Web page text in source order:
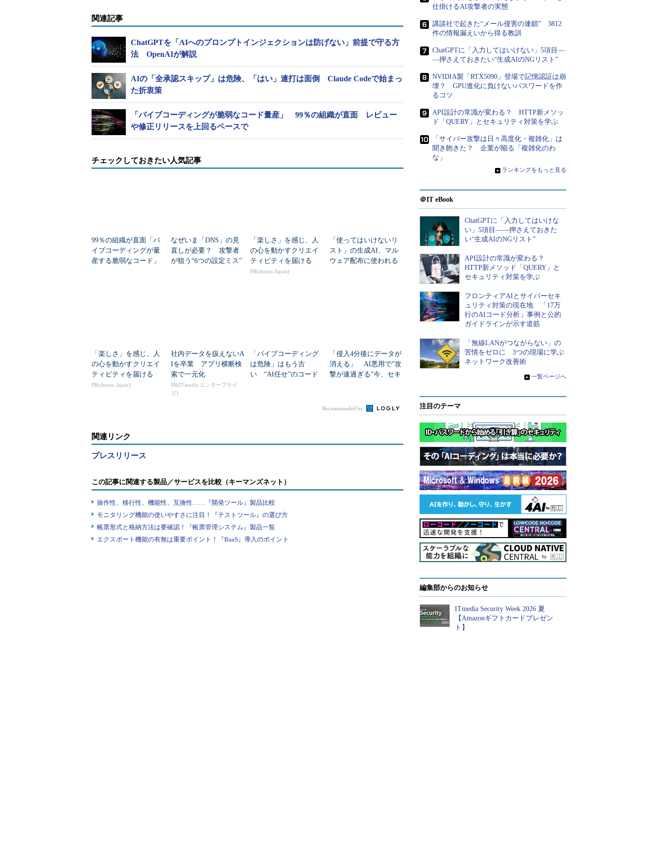
関連記事
ChatGPTを「AIへのプロンプトインジェクションは防げない」前提で守る方
法 OpenAIが解説
AIの「全承認スキップ」は危険、「はい」連打は面倒 Claude Codeで始まっ
た折衷策
「バイブコーディングが脆弱なコード量産」 99％の組織が直面 レビュー
や修正リリースを上回るペースで
チェックしておきたい人気記事
99％の組織が直面「バ
イブコーディングが量
産する脆弱なコード」
なぜいま「DNS」の見
直しが必要？ 攻撃者
が狙う“6つの設定ミス”
「楽しさ」を感じ、人
の心を動かすクリエイ
ティビティを届ける
PR(dentsu Japan)
「使ってはいけないリ
スト」の生成AI、マル
ウェア配布に使われる
「楽しさ」を感じ、人
の心を動かすクリエイ
ティビティを届ける
PR(dentsu Japan)
社内データを扱えないA
Iを卒業 アプリ横断検
索で一元化
PR(ITmedia エンタープライ
ズ)
「バイブコーディング
は危険」はもう古
い “AI任せ”のコード
「侵入4分後にデータが
消える」 AI悪用で“攻
撃が速過ぎる”今、セキ
Recommended by
関連リンク
プレスリリース
この記事に関連する製品／サービスを比較（キーマンズネット）
操作性、移行性、機能性、互換性……『開発ツール』製品比較
モニタリング機能の使いやすさに注目！『テストツール』の選び方
帳票形式と格納方法は要確認！『帳票管理システム』製品一覧
エクスポート機能の有無は重要ポイント！『BaaS』導入のポイント
仕掛けるAI攻撃者の実態
講談社で起きた“メール侵害の連鎖” 3812
件の情報漏えいから得る教訓
ChatGPTに「入力してはいけない」5項目―
―押さえておきたい“生成AIのNGリスト”
NVIDIA製「RTX5090」登場で記憶認証は崩
壊？ GPU進化に負けないパスワードを作
るコツ
API設計の常識が変わる？ HTTP新メソッ
ド「QUERY」とセキュリティ対策を学ぶ
「サイバー攻撃は日々高度化・複雑化」は
聞き飽きた？ 企業が陥る「複雑化のわ
な」
» ランキングをもっと見る
＠IT eBook
ChatGPTに「入力してはいけな
い」5項目――押さえておきた
い“生成AIのNGリスト”
API設計の常識が変わる？
HTTP新メソッド「QUERY」と
セキュリティ対策を学ぶ
フロンティアAIとサイバーセキ
ュリティ対策の現在地 「17万
行のAIコード分析」事例と公的
ガイドラインが示す道筋
「無線LANがつながらない」の
苦情をゼロに 3つの現場に学ぶ
ネットワーク改善術
» 一覧ページへ
注目のテーマ
編集部からのお知らせ
ITmedia Security Week 2026 夏
【Amazonギフトカードプレゼン
ト】